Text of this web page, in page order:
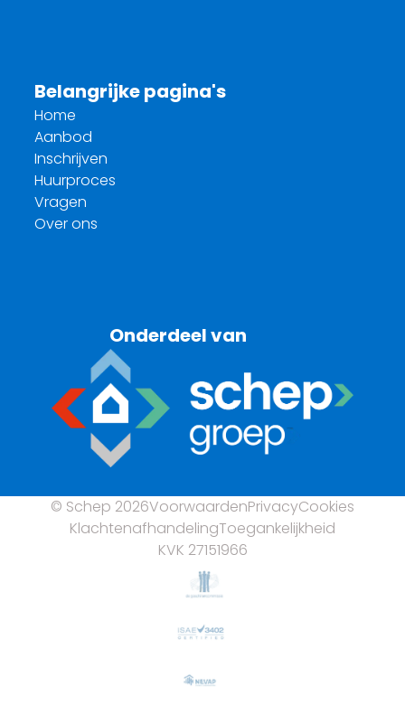
Belangrijke pagina's
Home
Aanbod
Inschrijven
Huurproces
Vragen
Over ons
Onderdeel van
© Schep 2026VoorwaardenPrivacyCookies
KlachtenafhandelingToegankelijkheid
KVK 27151966